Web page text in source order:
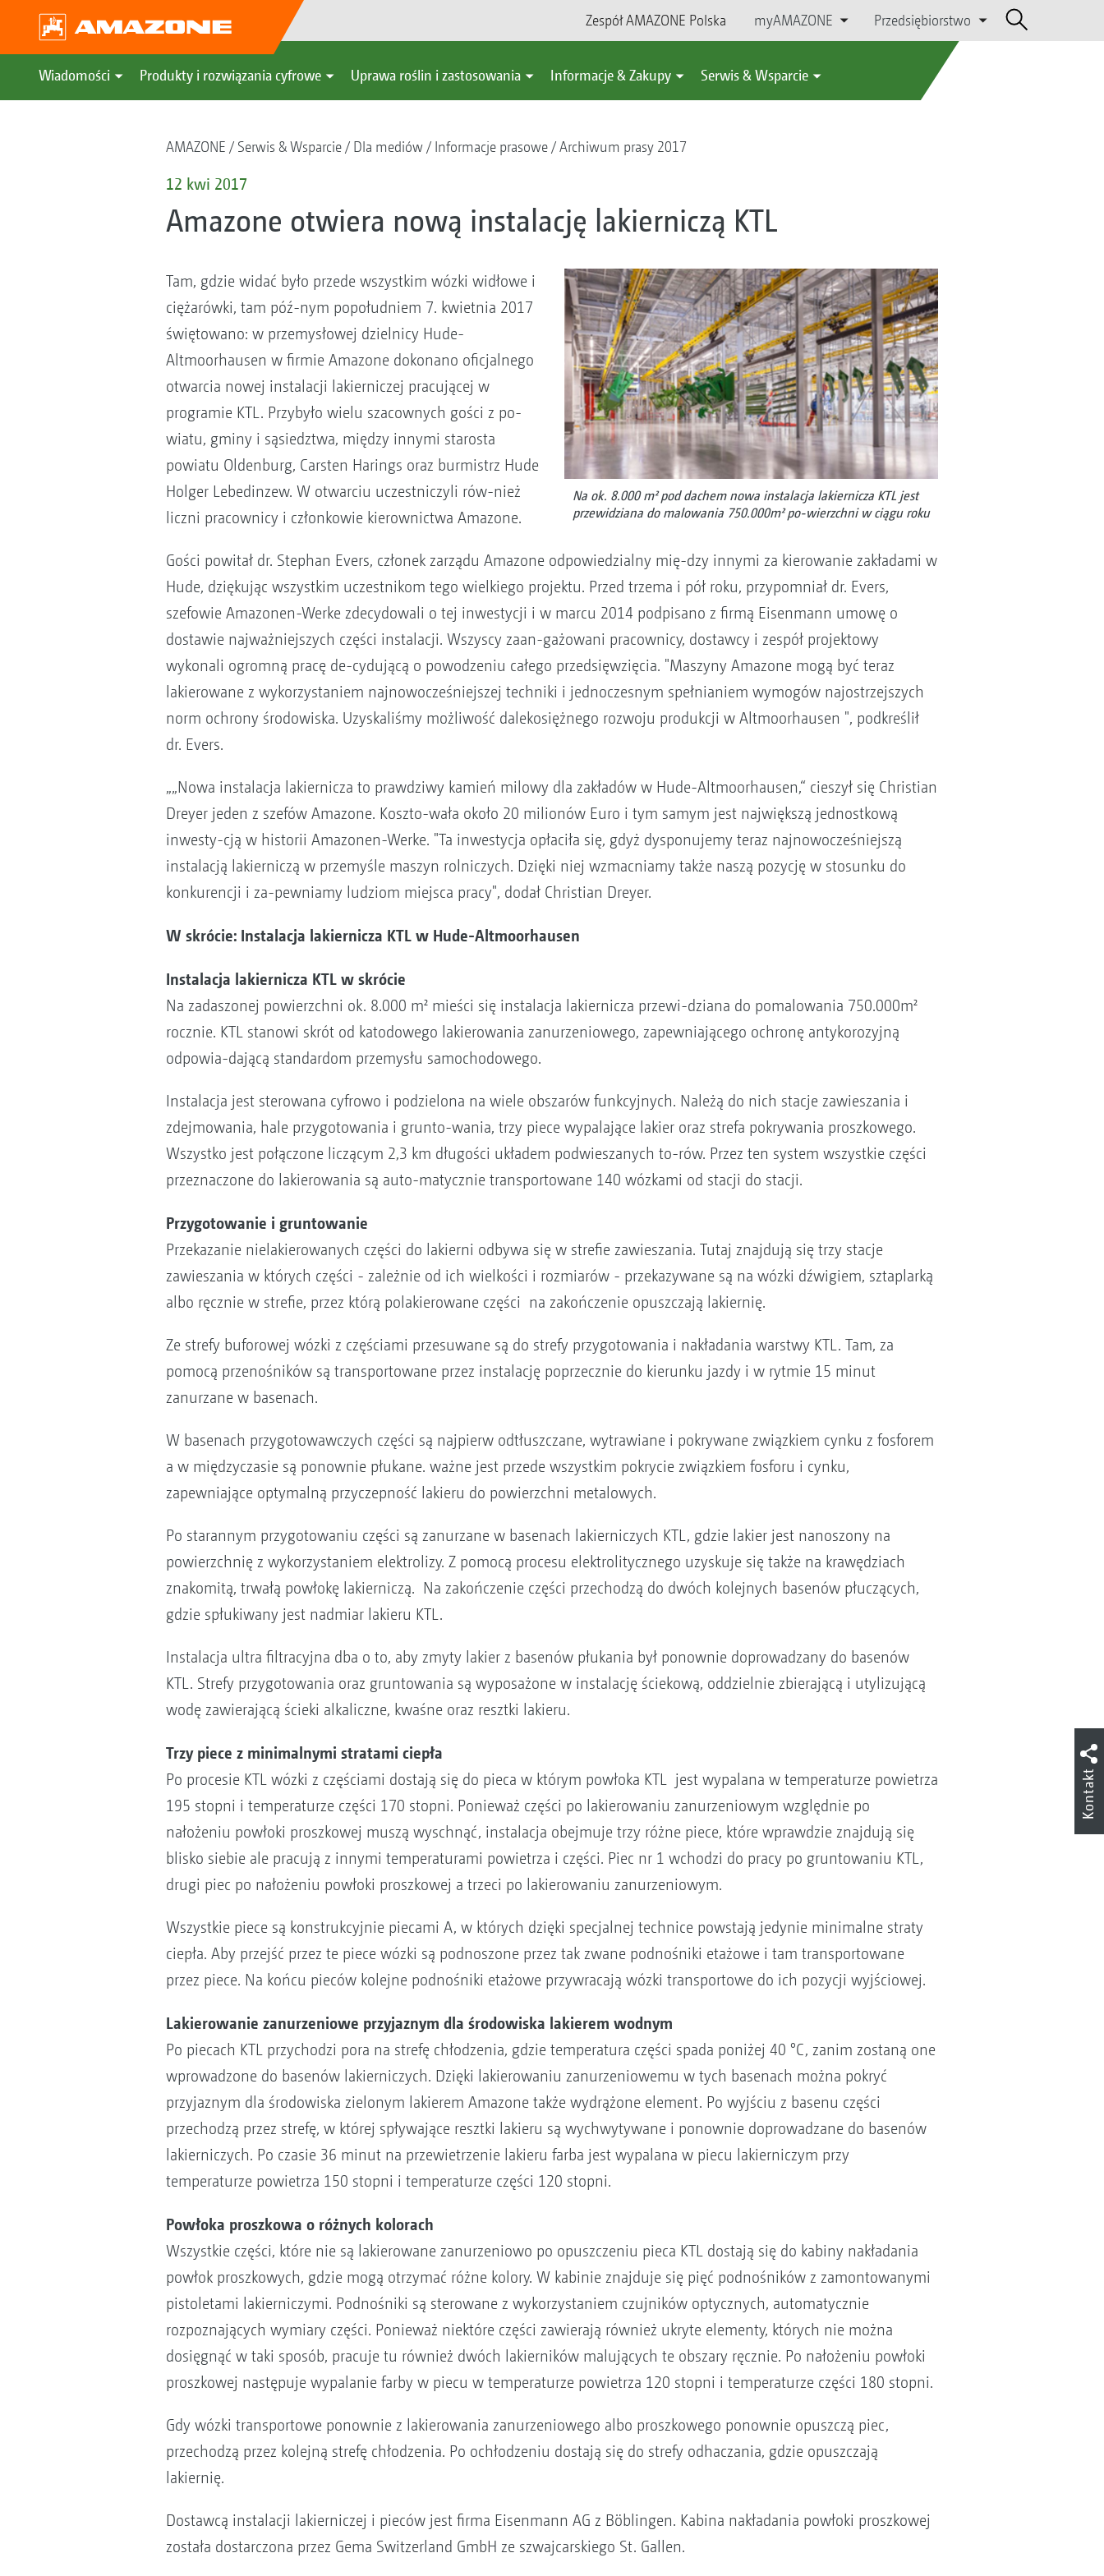
Zespół AMAZONE Polska myAMAZONE Przedsiębiorstwo
Wiadomości Produkty i rozwiązania cyfrowe Uprawa roślin i zastosowania Informacje & Zakupy Serwis & Wsparcie
AMAZONE Serwis & Wsparcie Dla mediów Informacje prasowe Archiwum prasy 2017
12 kwi 2017
Amazone otwiera nową instalację lakierniczą KTL
Na ok. 8.000 m² pod dachem nowa instalacja lakiernicza KTL jest
przewidziana do malowania 750.000m² po-wierzchni w ciągu roku
Tam, gdzie widać było przede wszystkim wózki widłowe i
ciężarówki, tam póź-nym popołudniem 7. kwietnia 2017
świętowano: w przemysłowej dzielnicy Hude-
Altmoorhausen w firmie Amazone dokonano oficjalnego
otwarcia nowej instalacji lakierniczej pracującej w
programie KTL. Przybyło wielu szacownych gości z po-
wiatu, gminy i sąsiedztwa, między innymi starosta
powiatu Oldenburg, Carsten Harings oraz burmistrz Hude
Holger Lebedinzew. W otwarciu uczestniczyli rów-nież
liczni pracownicy i członkowie kierownictwa Amazone.
Gości powitał dr. Stephan Evers, członek zarządu Amazone odpowiedzialny mię-dzy innymi za kierowanie zakładami w
Hude, dziękując wszystkim uczestnikom tego wielkiego projektu. Przed trzema i pół roku, przypomniał dr. Evers,
szefowie Amazonen-Werke zdecydowali o tej inwestycji i w marcu 2014 podpisano z firmą Eisenmann umowę o
dostawie najważniejszych części instalacji. Wszyscy zaan-gażowani pracownicy, dostawcy i zespół projektowy
wykonali ogromną pracę de-cydującą o powodzeniu całego przedsięwzięcia. "Maszyny Amazone mogą być teraz
lakierowane z wykorzystaniem najnowocześniejszej techniki i jednoczesnym spełnianiem wymogów najostrzejszych
norm ochrony środowiska. Uzyskaliśmy możliwość dalekosiężnego rozwoju produkcji w Altmoorhausen ", podkreślił
dr. Evers.
„„Nowa instalacja lakiernicza to prawdziwy kamień milowy dla zakładów w Hude-Altmoorhausen,“ cieszył się Christian
Dreyer jeden z szefów Amazone. Koszto-wała około 20 milionów Euro i tym samym jest największą jednostkową
inwesty-cją w historii Amazonen-Werke. "Ta inwestycja opłaciła się, gdyż dysponujemy teraz najnowocześniejszą
instalacją lakierniczą w przemyśle maszyn rolniczych. Dzięki niej wzmacniamy także naszą pozycję w stosunku do
konkurencji i za-pewniamy ludziom miejsca pracy", dodał Christian Dreyer.
W skrócie: Instalacja lakiernicza KTL w Hude-Altmoorhausen
Instalacja lakiernicza KTL w skrócie
Na zadaszonej powierzchni ok. 8.000 m² mieści się instalacja lakiernicza przewi-dziana do pomalowania 750.000m²
rocznie. KTL stanowi skrót od katodowego lakierowania zanurzeniowego, zapewniającego ochronę antykorozyjną
odpowia-dającą standardom przemysłu samochodowego.
Instalacja jest sterowana cyfrowo i podzielona na wiele obszarów funkcyjnych. Należą do nich stacje zawieszania i
zdejmowania, hale przygotowania i grunto-wania, trzy piece wypalające lakier oraz strefa pokrywania proszkowego.
Wszystko jest połączone liczącym 2,3 km długości układem podwieszanych to-rów. Przez ten system wszystkie części
przeznaczone do lakierowania są auto-matycznie transportowane 140 wózkami od stacji do stacji.
Przygotowanie i gruntowanie
Przekazanie nielakierowanych części do lakierni odbywa się w strefie zawieszania. Tutaj znajdują się trzy stacje
zawieszania w których części - zależnie od ich wielkości i rozmiarów - przekazywane są na wózki dźwigiem, sztaplarką
albo ręcznie w strefie, przez którą polakierowane części na zakończenie opuszczają lakiernię.
Ze strefy buforowej wózki z częściami przesuwane są do strefy przygotowania i nakładania warstwy KTL. Tam, za
pomocą przenośników są transportowane przez instalację poprzecznie do kierunku jazdy i w rytmie 15 minut
zanurzane w basenach.
W basenach przygotowawczych części są najpierw odtłuszczane, wytrawiane i pokrywane związkiem cynku z fosforem
a w międzyczasie są ponownie płukane. ważne jest przede wszystkim pokrycie związkiem fosforu i cynku,
zapewniające optymalną przyczepność lakieru do powierzchni metalowych.
Po starannym przygotowaniu części są zanurzane w basenach lakierniczych KTL, gdzie lakier jest nanoszony na
powierzchnię z wykorzystaniem elektrolizy. Z pomocą procesu elektrolitycznego uzyskuje się także na krawędziach
znakomitą, trwałą powłokę lakierniczą. Na zakończenie części przechodzą do dwóch kolejnych basenów płuczących,
gdzie spłukiwany jest nadmiar lakieru KTL.
Instalacja ultra filtracyjna dba o to, aby zmyty lakier z basenów płukania był ponownie doprowadzany do basenów
KTL. Strefy przygotowania oraz gruntowania są wyposażone w instalację ściekową, oddzielnie zbierającą i utylizującą
wodę zawierającą ścieki alkaliczne, kwaśne oraz resztki lakieru.
Trzy piece z minimalnymi stratami ciepła
Po procesie KTL wózki z częściami dostają się do pieca w którym powłoka KTL jest wypalana w temperaturze powietrza
195 stopni i temperaturze części 170 stopni. Ponieważ części po lakierowaniu zanurzeniowym względnie po
nałożeniu powłoki proszkowej muszą wyschnąć, instalacja obejmuje trzy różne piece, które wprawdzie znajdują się
blisko siebie ale pracują z innymi temperaturami powietrza i części. Piec nr 1 wchodzi do pracy po gruntowaniu KTL,
drugi piec po nałożeniu powłoki proszkowej a trzeci po lakierowaniu zanurzeniowym.
Wszystkie piece są konstrukcyjnie piecami A, w których dzięki specjalnej technice powstają jedynie minimalne straty
ciepła. Aby przejść przez te piece wózki są podnoszone przez tak zwane podnośniki etażowe i tam transportowane
przez piece. Na końcu pieców kolejne podnośniki etażowe przywracają wózki transportowe do ich pozycji wyjściowej.
Lakierowanie zanurzeniowe przyjaznym dla środowiska lakierem wodnym
Po piecach KTL przychodzi pora na strefę chłodzenia, gdzie temperatura części spada poniżej 40 °C, zanim zostaną one
wprowadzone do basenów lakierniczych. Dzięki lakierowaniu zanurzeniowemu w tych basenach można pokryć
przyjaznym dla środowiska zielonym lakierem Amazone także wydrążone element. Po wyjściu z basenu części
przechodzą przez strefę, w której spływające resztki lakieru są wychwytywane i ponownie doprowadzane do basenów
lakierniczych. Po czasie 36 minut na przewietrzenie lakieru farba jest wypalana w piecu lakierniczym przy
temperaturze powietrza 150 stopni i temperaturze części 120 stopni.
Powłoka proszkowa o różnych kolorach
Wszystkie części, które nie są lakierowane zanurzeniowo po opuszczeniu pieca KTL dostają się do kabiny nakładania
powłok proszkowych, gdzie mogą otrzymać różne kolory. W kabinie znajduje się pięć podnośników z zamontowanymi
pistoletami lakierniczymi. Podnośniki są sterowane z wykorzystaniem czujników optycznych, automatycznie
rozpoznających wymiary części. Ponieważ niektóre części zawierają również ukryte elementy, których nie można
dosięgnąć w taki sposób, pracuje tu również dwóch lakierników malujących te obszary ręcznie. Po nałożeniu powłoki
proszkowej następuje wypalanie farby w piecu w temperaturze powietrza 120 stopni i temperaturze części 180 stopni.
Gdy wózki transportowe ponownie z lakierowania zanurzeniowego albo proszkowego ponownie opuszczą piec,
przechodzą przez kolejną strefę chłodzenia. Po ochłodzeniu dostają się do strefy odhaczania, gdzie opuszczają
lakiernię.
Dostawcą instalacji lakierniczej i pieców jest firma Eisenmann AG z Böblingen. Kabina nakładania powłoki proszkowej
została dostarczona przez Gema Switzerland GmbH ze szwajcarskiego St. Gallen.
Kontakt